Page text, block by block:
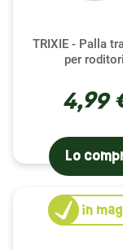
Gioca al
Uno dei
è la loro
giocattoli con
coniglio a
cibo. Questo
l'esperienza
TRIXIE - Palla
per roditori
4,99
Lo
1in